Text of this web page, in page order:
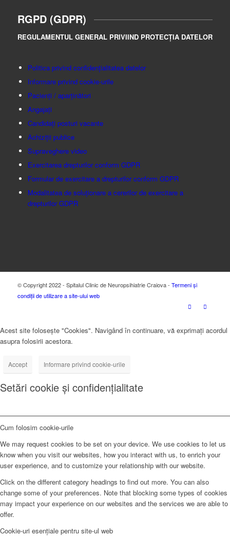
RGPD (GDPR)
REGULAMENTUL GENERAL PRIVIIND PROTECȚIA DATELOR
Politica privind confidențialitatea datelor
Informare privind cookie-urile
Pacienți / aparținători
Angajați
Candidați posturi vacante
Achiziții publice
Supraveghere video
Exercitarea drepturilor conform GDPR
Formular de exercitare a drepturilor conform GDPR
Modalitatea de soluționare a cererilor de exercitare a
drepturilor GDPR
© Copyright 2022 - Spitalul Clinic de Neuropsihiatrie Craiova - Termeni și
condiții de utilizare a site-ului web
Acest site folosește "Cookies". Navigând în continuare, vă exprimați acordul
asupra folosirii acestora.
Accept Informare privind cookie-urile
Setări cookie și confidențialitate
Cum folosim cookie-urile
We may request cookies to be set on your device. We use cookies to let us
know when you visit our websites, how you interact with us, to enrich your
user experience, and to customize your relationship with our website.
Click on the different category headings to find out more. You can also
change some of your preferences. Note that blocking some types of cookies
may impact your experience on our websites and the services we are able to
offer.
Cookie-uri esențiale pentru site-ul web